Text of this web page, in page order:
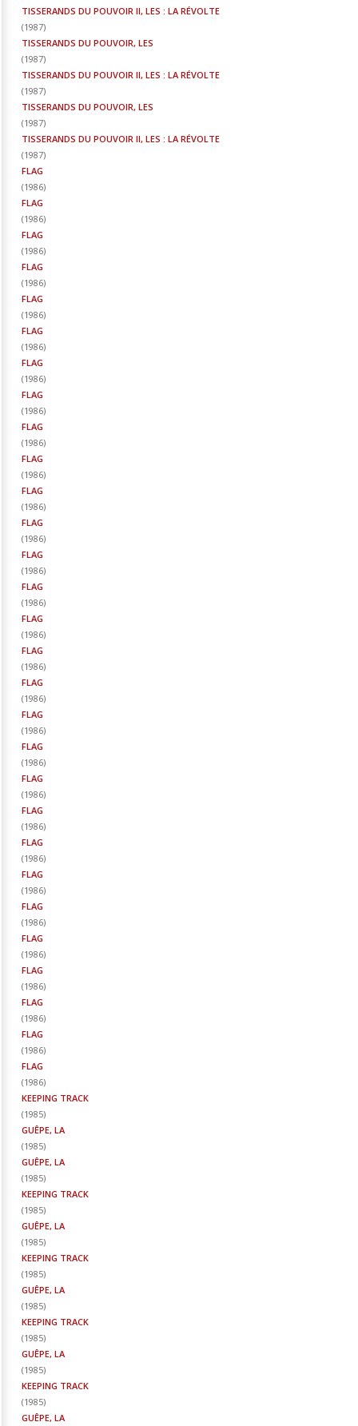
TISSERANDS DU POUVOIR II, LES : LA RÉVOLTE
(1987)
TISSERANDS DU POUVOIR, LES
(1987)
TISSERANDS DU POUVOIR II, LES : LA RÉVOLTE
(1987)
TISSERANDS DU POUVOIR, LES
(1987)
TISSERANDS DU POUVOIR II, LES : LA RÉVOLTE
(1987)
FLAG
(1986)
FLAG
(1986)
FLAG
(1986)
FLAG
(1986)
FLAG
(1986)
FLAG
(1986)
FLAG
(1986)
FLAG
(1986)
FLAG
(1986)
FLAG
(1986)
FLAG
(1986)
FLAG
(1986)
FLAG
(1986)
FLAG
(1986)
FLAG
(1986)
FLAG
(1986)
FLAG
(1986)
FLAG
(1986)
FLAG
(1986)
FLAG
(1986)
FLAG
(1986)
FLAG
(1986)
FLAG
(1986)
FLAG
(1986)
FLAG
(1986)
FLAG
(1986)
FLAG
(1986)
FLAG
(1986)
FLAG
(1986)
KEEPING TRACK
(1985)
GUÊPE, LA
(1985)
GUÊPE, LA
(1985)
KEEPING TRACK
(1985)
GUÊPE, LA
(1985)
KEEPING TRACK
(1985)
GUÊPE, LA
(1985)
KEEPING TRACK
(1985)
GUÊPE, LA
(1985)
KEEPING TRACK
(1985)
GUÊPE, LA